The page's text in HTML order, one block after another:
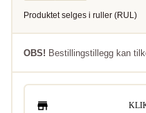
Produktet selges i ruller (RUL)
OBS! Bestillingstillegg kan